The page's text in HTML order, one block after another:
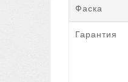
Фаска
Гарантия